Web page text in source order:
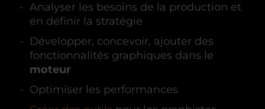
Analyser les besoins de la production et
en définir la stratégie
Développer, concevoir, ajouter des
fonctionnalités graphiques dans le
moteur
Optimiser les performances